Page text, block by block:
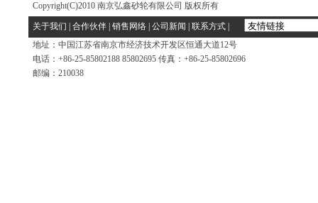
Copyright(C)2010 南京弘鑫砂轮有限公司 版权所有
关于我们 合作伙伴 销售网络 公司新闻 联系方式
地址：中国江苏省南京市经济技术开发区恒通大道12号
电话：+86-25-85802188 85802695 传真：+86-25-85802696
邮编：210038